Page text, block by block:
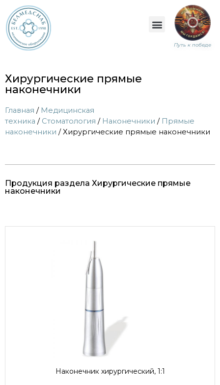
Путь к победе
Хирургические прямые
наконечники
Главная / Медицинская
техника / Стоматология / Наконечники / Прямые
наконечники / Хирургические прямые наконечники
Продукция раздела Хирургические прямые
наконечники
Наконечник хирургический, 1:1